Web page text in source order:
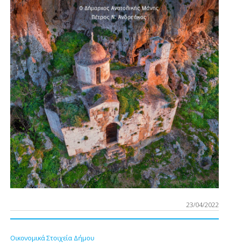
23/04/2022
Οικονομικά Στοιχεία Δήμου